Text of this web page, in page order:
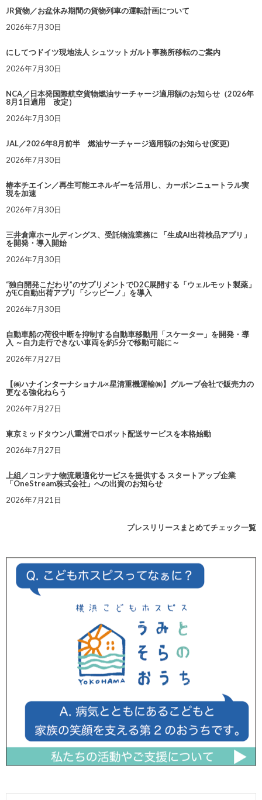
JR貨物／お盆休み期間の貨物列車の運転計画について
2026年7月30日
にしてつドイツ現地法人 シュツットガルト事務所移転のご案内
2026年7月30日
NCA／日本発国際航空貨物燃油サーチャージ適用額のお知らせ（2026年
8月1日適用 改定）
2026年7月30日
JAL／2026年8月前半 燃油サーチャージ適用額のお知らせ(変更)
2026年7月30日
椿本チエイン／再生可能エネルギーを活用し、カーボンニュートラル実
現を加速
2026年7月30日
三井倉庫ホールディングス、受託物流業務に 「生成AI出荷検品アプリ」
を開発・導入開始
2026年7月30日
“独自開発こだわり”のサプリメントでD2C展開する「ウェルモット製薬」
がEC自動出荷アプリ「シッピーノ」を導入
2026年7月30日
自動車船の荷役中断を抑制する自動車移動用「スケーター」を開発・導
入 ～自力走行できない車両を約5分で移動可能に～
2026年7月27日
【㈱ハナインターナショナル×星清重機運輸㈱】グループ会社で販売力の
更なる強化ねらう
2026年7月27日
東京ミッドタウン八重洲でロボット配送サービスを本格始動
2026年7月27日
上組／コンテナ物流最適化サービスを提供する スタートアップ企業
「OneStream株式会社」への出資のお知らせ
2026年7月21日
プレスリリースまとめてチェック一覧